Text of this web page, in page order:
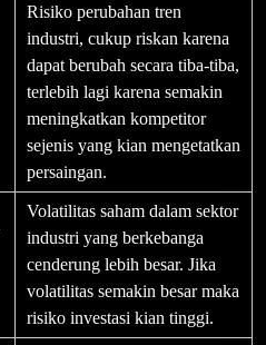
Risiko perubahan tren
industri, cukup riskan karena
dapat berubah secara tiba-tiba,
terlebih lagi karena semakin
meningkatkan kompetitor
sejenis yang kian mengetatkan
persaingan.
Volatilitas saham dalam sektor
industri yang berkebanga
cenderung lebih besar. Jika
volatilitas semakin besar maka
risiko investasi kian tinggi.